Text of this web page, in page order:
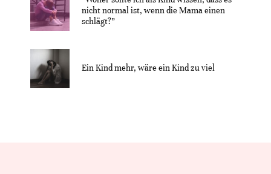
nicht normal ist, wenn die Mama einen
schlägt?”
Ein Kind mehr, wäre ein Kind zu viel